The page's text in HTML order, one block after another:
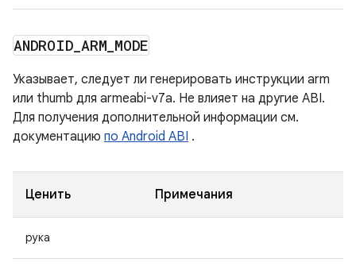
ANDROID ARM MODE
Указывает, следует ли генерировать инструкции arm
или thumb для armeabi-v7a. Не влияет на другие ABI.
Для получения дополнительной информации см.
документацию по Android ABI .
Ценить Примечания
рука